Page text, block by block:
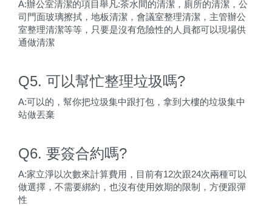
A:辦公室清潔的項目舉凡:茶水間的清潔，廁所的清潔，公
司門面玻璃擦拭，地板清潔，會議室整理清潔，主管辦公
室整理清潔等等，只要是沒有危險性的人員都可以現場供
通做清潔
Q5. 可以幫忙整理垃圾嗎?
A:可以的，幫你把垃圾集中跟打包，拿到大樓的垃圾集中
站做丟棄
Q6. 要簽合約嗎?
A:家立淨以次數來計算費用，目前有12次跟24次兩種可以
做選擇，不需要綁約，也沒有使用效期的限制，方便跟彈
性